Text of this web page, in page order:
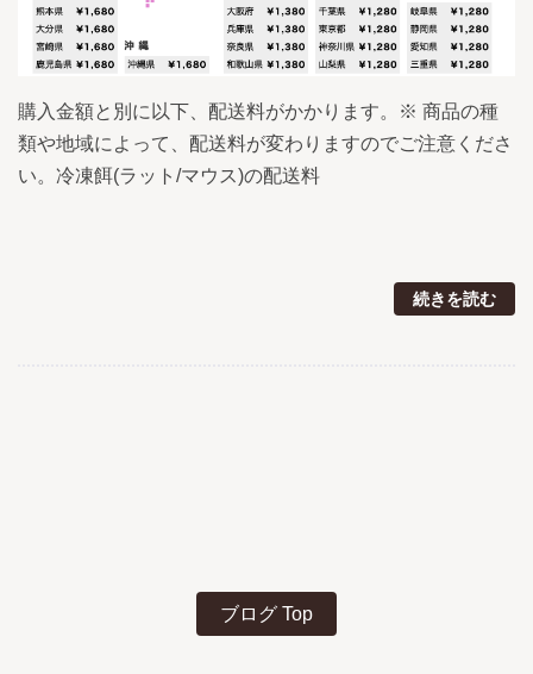
購入金額と別に以下、配送料がかかります。※ 商品の種
類や地域によって、配送料が変わりますのでご注意くださ
い。冷凍餌(ラット/マウス)の配送料
続きを読む
ブログ Top